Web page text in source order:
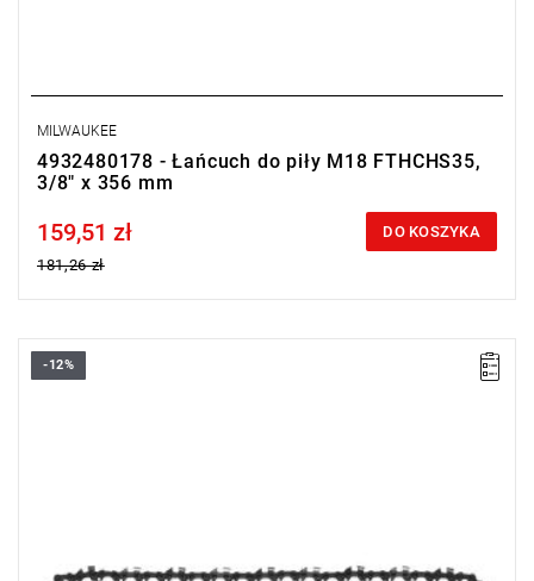
MILWAUKEE
4932480178 - Łańcuch do piły M18 FTHCHS35,
3/8" x 356 mm
Price tax included
159,51 zł
181,26 zł
DO KOSZYKA
Łańcuch do pilarek z górnym uchwytem.
-12%